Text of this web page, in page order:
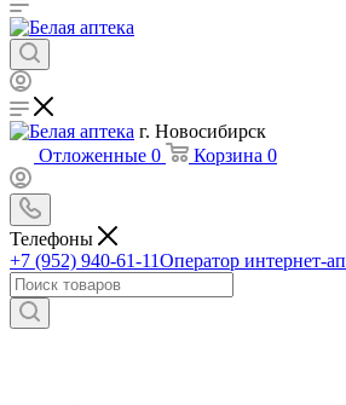
г. Новосибирск
Отложенные 0 Корзина 0
Телефоны
+7 (952) 940-61-11Оператор интернет-